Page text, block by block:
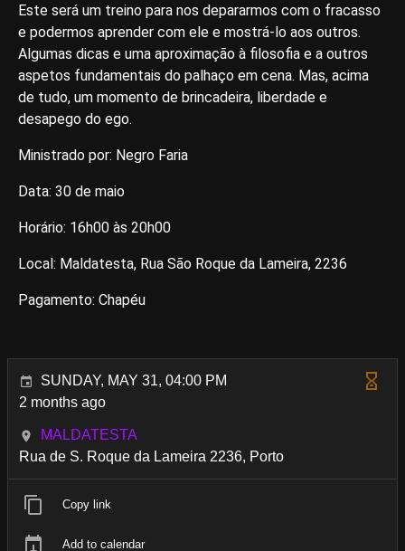
Este será um treino para nos depararmos com o fracasso
e podermos aprender com ele e mostrá-lo aos outros.
Algumas dicas e uma aproximação à filosofia e a outros
aspetos fundamentais do palhaço em cena. Mas, acima
de tudo, um momento de brincadeira, liberdade e
desapego do ego.
Ministrado por: Negro Faria
Data: 30 de maio
Horário: 16h00 às 20h00
Local: Maldatesta, Rua São Roque da Lameira, 2236
Pagamento: Chapéu
SUNDAY, MAY 31, 04:00 PM
2 months ago
MALDATESTA
Rua de S. Roque da Lameira 2236, Porto
Copy link
Add to calendar